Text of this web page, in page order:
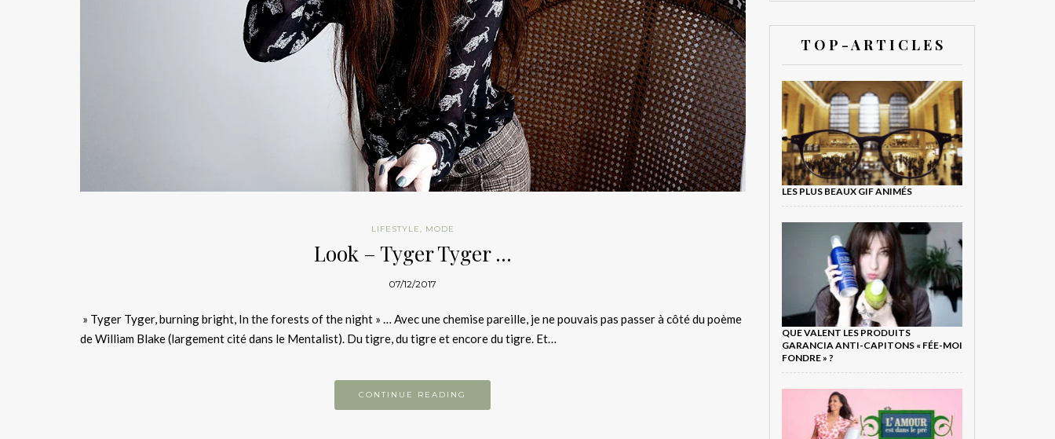
LIFESTYLE, MODE
Look – Tyger Tyger …
07/12/2017
» Tyger Tyger, burning bright, In the forests of the night » … Avec une chemise pareille, je ne pouvais pas passer à côté du poème
de William Blake (largement cité dans le Mentalist). Du tigre, du tigre et encore du tigre. Et…
CONTINUE READING
T O P - A R T I C L E S
LES PLUS BEAUX GIF ANIMÉS
QUE VALENT LES PRODUITS
GARANCIA ANTI-CAPITONS « FÉE-MOI
FONDRE » ?